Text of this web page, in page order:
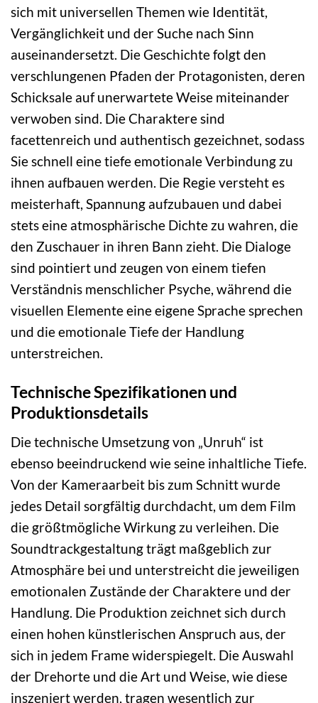
sich mit universellen Themen wie Identität,
Vergänglichkeit und der Suche nach Sinn
auseinandersetzt. Die Geschichte folgt den
verschlungenen Pfaden der Protagonisten, deren
Schicksale auf unerwartete Weise miteinander
verwoben sind. Die Charaktere sind
facettenreich und authentisch gezeichnet, sodass
Sie schnell eine tiefe emotionale Verbindung zu
ihnen aufbauen werden. Die Regie versteht es
meisterhaft, Spannung aufzubauen und dabei
stets eine atmosphärische Dichte zu wahren, die
den Zuschauer in ihren Bann zieht. Die Dialoge
sind pointiert und zeugen von einem tiefen
Verständnis menschlicher Psyche, während die
visuellen Elemente eine eigene Sprache sprechen
und die emotionale Tiefe der Handlung
unterstreichen.
Technische Spezifikationen und
Produktionsdetails
Die technische Umsetzung von „Unruh“ ist
ebenso beeindruckend wie seine inhaltliche Tiefe.
Von der Kameraarbeit bis zum Schnitt wurde
jedes Detail sorgfältig durchdacht, um dem Film
die größtmögliche Wirkung zu verleihen. Die
Soundtrackgestaltung trägt maßgeblich zur
Atmosphäre bei und unterstreicht die jeweiligen
emotionalen Zustände der Charaktere und der
Handlung. Die Produktion zeichnet sich durch
einen hohen künstlerischen Anspruch aus, der
sich in jedem Frame widerspiegelt. Die Auswahl
der Drehorte und die Art und Weise, wie diese
inszeniert werden, tragen wesentlich zur